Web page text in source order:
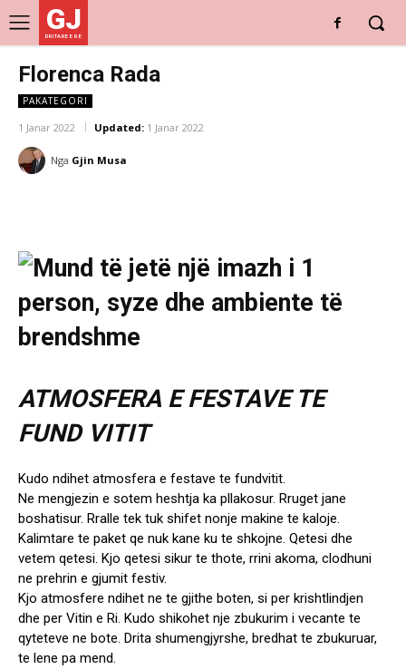
GJ
DRITARE E RE
Florenca Rada
PAKATEGORI
1 Janar 2022 Updated: 1 Janar 2022
Nga Gjin Musa
ATMOSFERA E FESTAVE TE
FUND VITIT
Kudo ndihet atmosfera e festave te fundvitit.
Ne mengjezin e sotem heshtja ka pllakosur. Rruget jane
boshatisur. Rralle tek tuk shifet nonje makine te kaloje.
Kalimtare te paket qe nuk kane ku te shkojne. Qetesi dhe
vetem qetesi. Kjo qetesi sikur te thote, rrini akoma, clodhuni
ne prehrin e gjumit festiv.
Kjo atmosfere ndihet ne te gjithe boten, si per krishtlindjen
dhe per Vitin e Ri. Kudo shikohet nje zbukurim i vecante te
qyteteve ne bote. Drita shumengjyrshe, bredhat te zbukuruar,
te lene pa mend.